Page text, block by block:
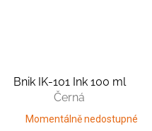
Bnik IK-101 Ink 100 ml
Černá
Momentálně nedostupné